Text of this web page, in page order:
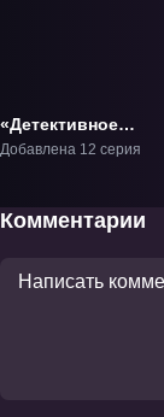
«Детективное
агентство
Добавлена 12 серия
Комментарии